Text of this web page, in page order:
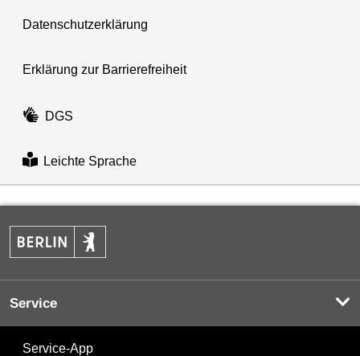
Datenschutzerklärung
Erklärung zur Barrierefreiheit
DGS
Leichte Sprache
Service
Service-App